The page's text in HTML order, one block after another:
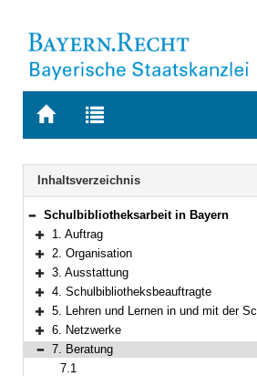
Zur
BAYERN.RECHT
Zur
letzten
Suche
Navigation
Inhaltsverzeichnis
Bereich reduzieren
Schulbibliotheksarbeit in Bayern
Bereich erweitern
1. Auftrag
Bereich erweitern
2. Organisation
Bereich erweitern
3. Ausstattung
Bereich erweitern
4. Schulbibliotheksbeauftragte
Bereich erweitern
5. Lehren und Lernen in und mit der
Bereich erweitern
6. Netzwerke
Bereich reduzieren
7. Beratung
7.1